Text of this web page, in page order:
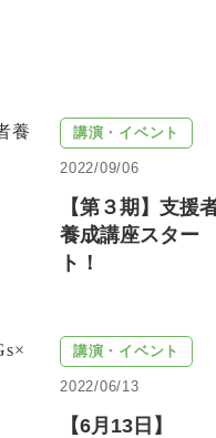
講演・イベント
2022/09/06
【第３期】支援
養成講座スター
ト！
講演・イベント
2022/06/13
【6月13日】